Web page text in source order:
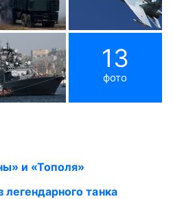
13
фото
и «Тополя»
танка